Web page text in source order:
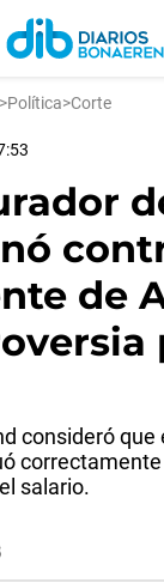
>Política>Corte
de
consideró que
correctamente
salario.